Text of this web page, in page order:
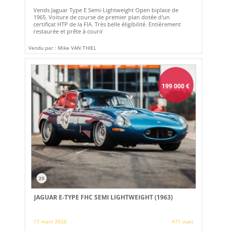
Vends Jaguar Type E Semi-Lightweight Open biplace de
1965. Voiture de course de premier plan dotée d'un
certificat HTP de la FIA. Très belle éligibilité. Entièrement
restaurée et prête à courir
Vendu par : Mike VAN THIEL
199 000€
20
JAGUAR E-TYPE FHC SEMI LIGHTWEIGHT (1963)
17 mars 2026 471 vues